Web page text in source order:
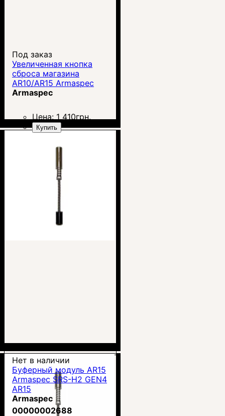
Под заказ
Увеличенная кнопка
сброса магазина
AR10/AR15 Armaspec
Armaspec
Цена: 1 410грн.
Купить
Нет в наличии
Буферный модуль AR15
Armaspec SRS-H2 GEN4
AR15
Armaspec
00000002688